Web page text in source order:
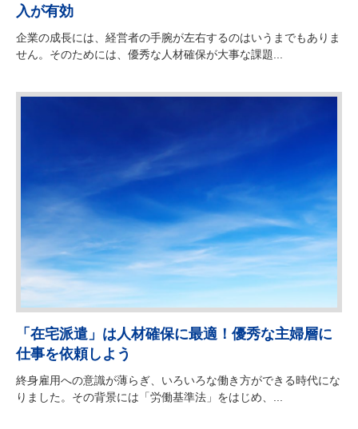
入が有効
企業の成長には、経営者の手腕が左右するのはいうまでもありま
せん。そのためには、優秀な人材確保が大事な課題...
「在宅派遣」は人材確保に最適！優秀な主婦層に
仕事を依頼しよう
終身雇用への意識が薄らぎ、いろいろな働き方ができる時代にな
りました。その背景には「労働基準法」をはじめ、...